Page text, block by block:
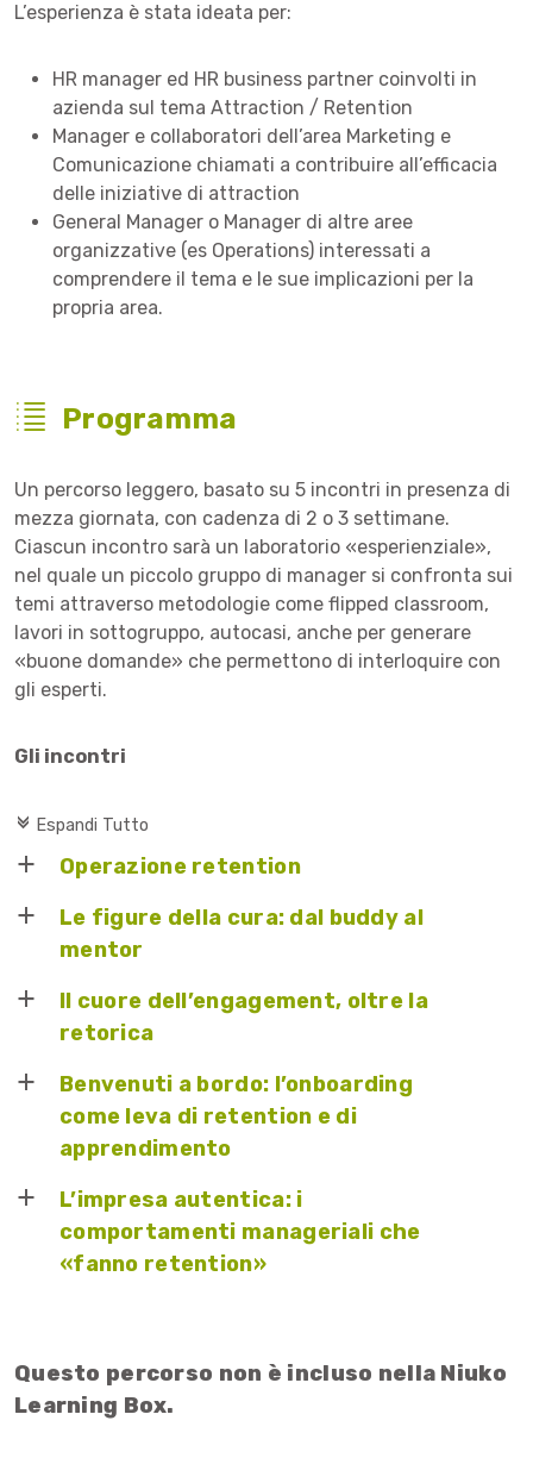
L’esperienza è stata ideata per:
HR manager ed HR business partner coinvolti in
azienda sul tema Attraction / Retention
Manager e collaboratori dell’area Marketing e
Comunicazione chiamati a contribuire all’efficacia
delle iniziative di attraction
General Manager o Manager di altre aree
organizzative (es Operations) interessati a
comprendere il tema e le sue implicazioni per la
propria area.
Programma
Un percorso leggero, basato su 5 incontri in presenza di
mezza giornata, con cadenza di 2 o 3 settimane.
Ciascun incontro sarà un laboratorio «esperienziale»,
nel quale un piccolo gruppo di manager si confronta sui
temi attraverso metodologie come flipped classroom,
lavori in sottogruppo, autocasi, anche per generare
«buone domande» che permettono di interloquire con
gli esperti.
Gli incontri
c Espandi Tutto
a Operazione retention
a
Le figure della cura: dal buddy al
mentor
a
Il cuore dell’engagement, oltre la
retorica
a
Benvenuti a bordo: l’onboarding
come leva di retention e di
apprendimento
a
L’impresa autentica: i
comportamenti manageriali che
«fanno retention»
Questo percorso non è incluso nella Niuko
Learning Box.